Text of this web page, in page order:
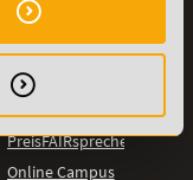
INFORMATIONEN
Die Academy
Lehr- und
Lernmethoden
PreisFAIRsprechen
Online Campus